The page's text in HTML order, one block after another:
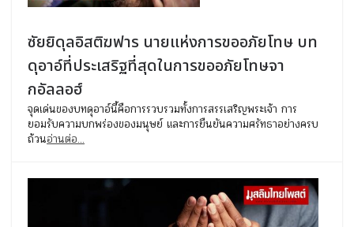
ซัยยิดุลอิสติฆฟาร นายแห่งการขออภัยโทษ บท
ดุอาอ์ที่ประเสริฐที่สุดในการขออภัยโทษจา
กอัลลอฮ์
จุดเด่นของบทดุอาอ์นี้คือการรวบรวมทั้งการสรรเสริญพระเจ้า การ
ยอมรับความบกพร่องของมนุษย์ และการยืนยันความศรัทธาอย่างครบ
ถ้วนอ่านต่อ...